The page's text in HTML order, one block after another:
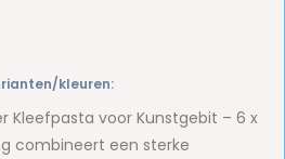
kleuren:
Kleefpasta voor Kunstgebit – 6 x
combineert een sterke